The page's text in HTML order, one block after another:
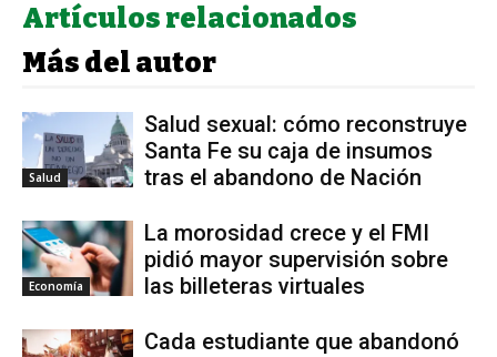
Artículos relacionados
Más del autor
Salud
Salud sexual: cómo reconstruye
Santa Fe su caja de insumos
tras el abandono de Nación
Economía
La morosidad crece y el FMI
pidió mayor supervisión sobre
las billeteras virtuales
Cada estudiante que abandonó